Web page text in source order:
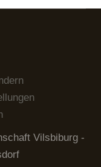
Vilsbiburg -